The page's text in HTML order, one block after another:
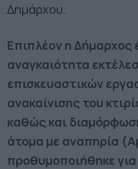
Δημάρχου.
Επιπλέον η Δήμαρχος
αναγκαιότητα
επισκευαστικών
ανακαίνισης του
καθώς και
άτομα με αναπηρία
προθυμοποιήθηκε